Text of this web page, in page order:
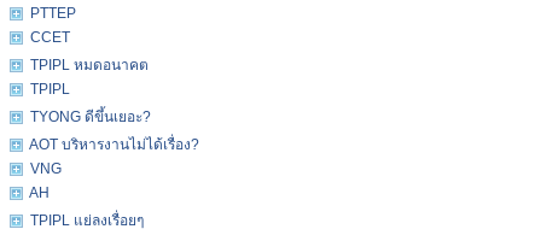
PTTEP
CCET
TPIPL หมดอนาคต
TPIPL
TYONG ดีขึ้นเยอะ?
AOT บริหารงานไม่ได้เรื่อง?
VNG
AH
TPIPL แย่ลงเรื่อยๆ